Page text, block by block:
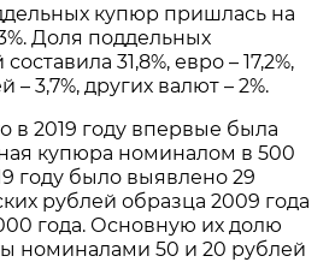
купюр пришлась на
Доля поддельных
31,8%, евро – 17,2%,
– 3,7%, других валют – 2%.
в 2019 году впервые была
купюра номиналом в 500
году было выявлено 29
рублей образца 2009 года
года. Основную их долю
номиналами 50 и 20 рублей